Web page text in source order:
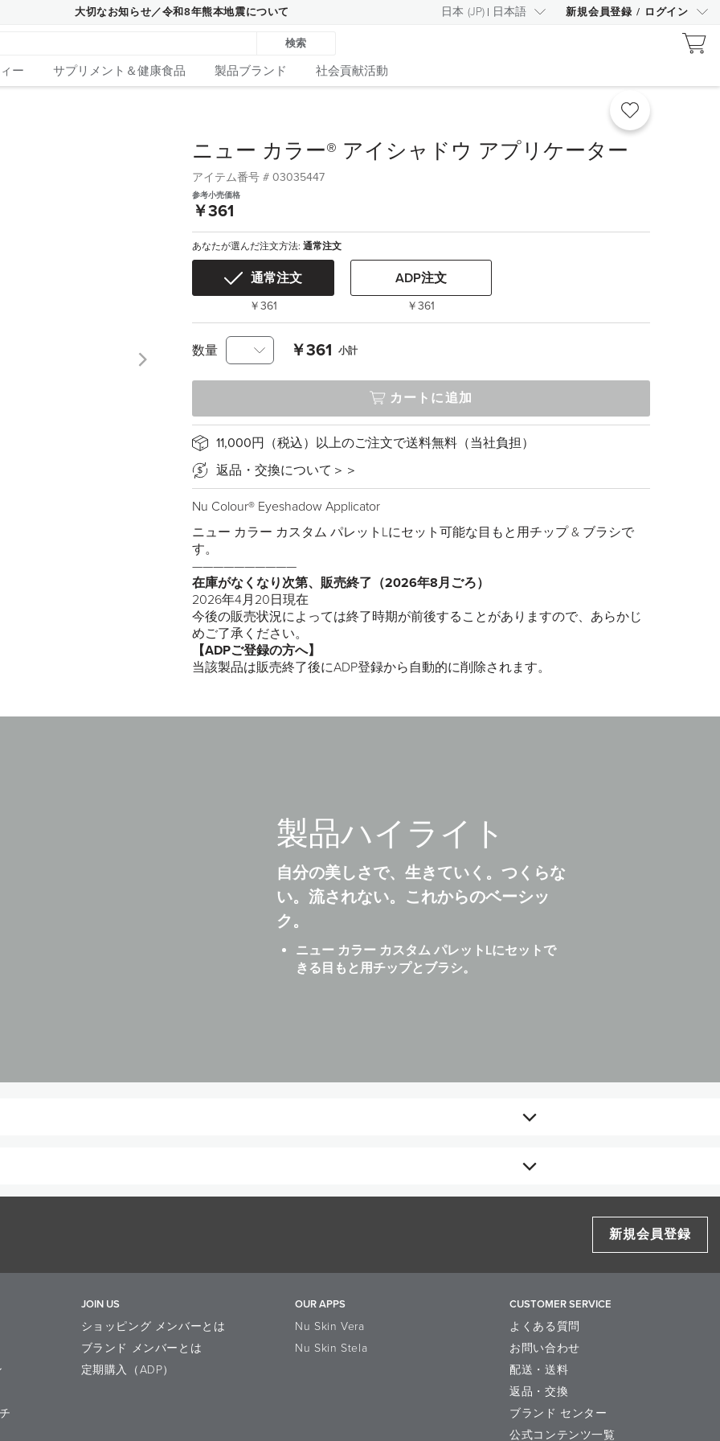
大切なお知らせ／令和8年熊本地震について 日本 (JP) 日本語 新規会員登録 / ログイン
検索
ー サプリメント＆健康食品 製品ブランド 社会貢献活動
ニュー カラー® アイシャドウ アプリケーター
アイテム番号 # 03035447
参考小売価格
￥361
あなたが選んだ注文方法: 通常注文
通常注文
￥361
ADP注文
￥361
数量 ￥361 小計
カートに追加
11,000円（税込）以上のご注文で送料無料（当社負担）
返品・交換について＞＞
Nu Colour® Eyeshadow Applicator
ニュー カラー カスタム パレットLにセット可能な目もと用チップ & ブラシで
す。
——————————
在庫がなくなり次第、販売終了（2026年8月ごろ）
2026年4月20日現在
今後の販売状況によっては終了時期が前後することがありますので、あらかじ
めご了承ください。
【ADPご登録の方へ】
当該製品は販売終了後にADP登録から自動的に削除されます。
製品ハイライト
自分の美しさで、生きていく。つくらな
い。流されない。これからのベーシッ
ク。
ニュー カラー カスタム パレットLにセットで
きる目もと用チップとブラシ。
ットしてお使いください。
新規会員登録
JOIN US
ショッピング メンバーとは
ブランド メンバーとは
定期購入（ADP）
OUR APPS
Nu Skin Vera
Nu Skin Stela
CUSTOMER SERVICE
よくある質問
お問い合わせ
配送・送料
返品・交換
ブランド センター
公式コンテンツ一覧